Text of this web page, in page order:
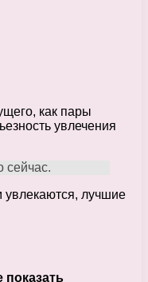
как пары
увлечения
сейчас.
увлекаются, лучшие
показать